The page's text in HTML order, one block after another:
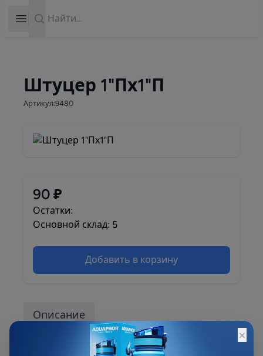
Open sidebar
Штуцер 1"Пх1"П
Артикул:9480
90 ₽
Остатки:
Основной склад: 5
Добавить в корзину
Описание
Описание и характеристики смотрите на
×